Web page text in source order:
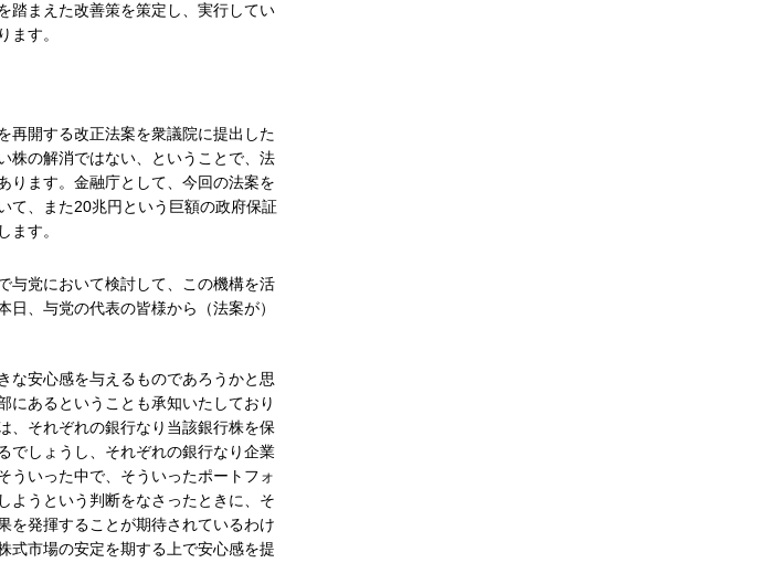
踏まえた改善策を策定し、実行してい
ます。
再開する改正法案を衆議院に提出した
株の解消ではない、ということで、法
ります。金融庁として、今回の法案を
て、また20兆円という巨額の政府保証
ます。
与党において検討して、この機構を活
、与党の代表の皆様から（法案が）
な安心感を与えるものであろうかと思
にあるということも承知いたしており
、それぞれの銀行なり当該銀行株を保
でしょうし、それぞれの銀行なり企業
ういった中で、そういったポートフォ
ようという判断をなさったときに、そ
を発揮することが期待されているわけ
式市場の安定を期する上で安心感を提